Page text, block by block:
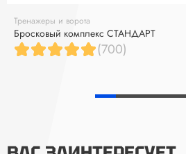
Тренажеры и ворота
Бросковый комплекс СТАНДАРТ
(700)